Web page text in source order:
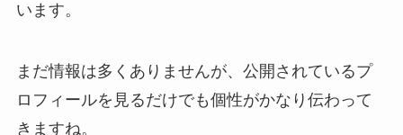
います。
まだ情報は多くありませんが、公開されているプ
ロフィールを見るだけでも個性がかなり伝わって
きますね。